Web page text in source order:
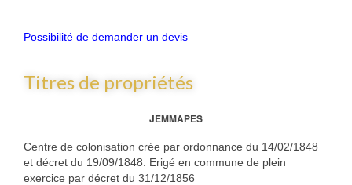
Possibilité de demander un devis
Titres de propriétés
JEMMAPES
Centre de colonisation crée par ordonnance du 14/02/1848
et décret du 19/09/1848. Erigé en commune de plein
exercice par décret du 31/12/1856